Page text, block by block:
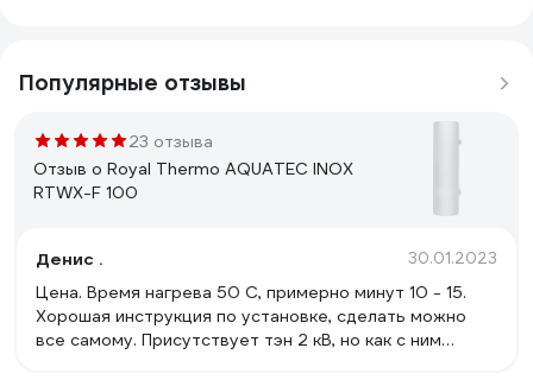
Популярные отзывы
23 отзыва
Отзыв о Royal Thermo AQUATEC INOX
RTWX-F 100
Денис . 30.01.2023
Цена. Время нагрева 50 С, примерно минут 10 - 15.
Хорошая инструкция по установке, сделать можно
все самому. Присутствует тэн 2 кВ, но как с ним